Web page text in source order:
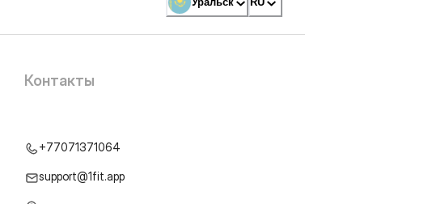
Контакты
+77071371064
support@1fit.app